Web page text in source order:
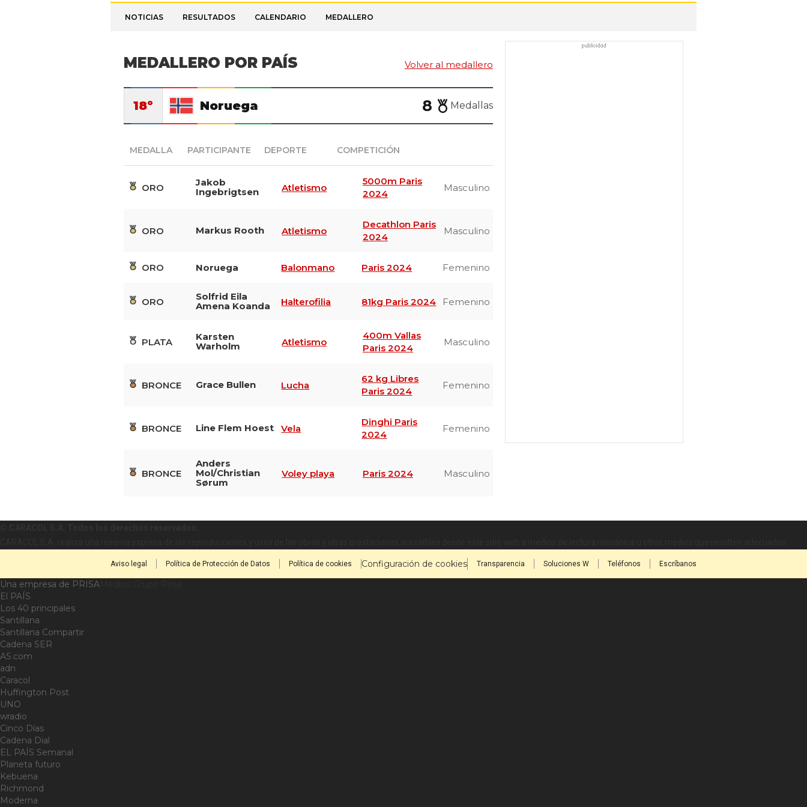
NOTICIAS RESULTADOS CALENDARIO MEDALLERO
MEDALLERO POR PAÍS Volver al medallero
18º Noruega 8 Medallas
MEDALLA PARTICIPANTE DEPORTE COMPETICIÓN
ORO
Jakob
Ingebrigtsen
Atletismo
5000m Paris
2024
Masculino
ORO Markus Rooth Atletismo
Decathlon Paris
2024
Masculino
ORO Noruega Balonmano Paris 2024 Femenino
ORO
Solfrid Eila
Amena Koanda
Halterofilia 81kg Paris 2024 Femenino
PLATA
Karsten
Warholm
Atletismo
400m Vallas
Paris 2024
Masculino
BRONCE Grace Bullen Lucha
62 kg Libres
Paris 2024
Femenino
BRONCE Line Flem Hoest Vela
Dinghi Paris
2024
Femenino
BRONCE
Anders
Mol/Christian
Sørum
Voley playa Paris 2024 Masculino
Aviso legal Política de Protección de Datos Política de cookies Configuración de cookies Transparencia Soluciones W Teléfonos Escríbanos
Una empresa de PRISA
El PAÍS
Los 40 principales
Santillana
Santillana Compartir
Cadena SER
AS.com
adn
Caracol
Huffington Post
UNO
wradio
Cinco Días
Cadena Dial
EL PAÍS Semanal
Planeta futuro
Kebuena
Richmond
Moderna